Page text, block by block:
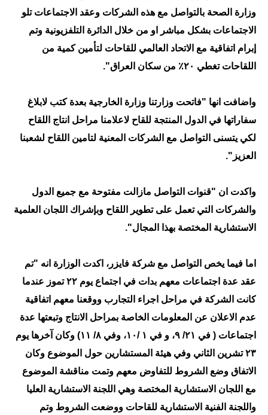
اخبار وقرارات وزارة التربية
نتائج الامتحانات
المرحلة الابتدائية
المرحلة الاعدادية
اسئلة وزارية
المرحلة المتوسطة
مرشحات
المرحلة الابتدائية
المرحلة المتوسطة
المرحلة الاعدادية
كتب مدرسية
المرحلة الابتدائية
وزارة الصحة بالتواصل مع هذه الشركات وعقد الاجتماعات تلو
الاجتماعات بشكل مباشر او من خلال الدائرة التلفزيونية وتم
إبرام اتفاقية مع الاتحاد العالمي للقاحات لتأمين كمية من
اللقاحات تغطي ٢٠٪ من سكان العراق".
واضافت انها "فاتحت وزارتنا وزارة الخارجية بعدة كتب لابلاغ
سفاراتها في الدول المنتجة للقاح لاعلامنا مراحل انتاج اللقاح
لكي يتسنى التواصل مع الشركات المعنية لتامين اللقاح لشعبنا
العزيز".
واكدت ان "قنوات التواصل مازالت مفتوحة مع جميع الدول
والشركات التي تعمل على تطوير اللقاح وبإشراك اللجان العلمية
الاستشارية المختصة بهذا المجال".
اما فيما يخص التواصل مع شركة فايزر، اكدت الوزارة انه "تم
عقد عدة اجتماعات معهم بدات في اجتماع يوم ٢٢ تموز عندما
كانت الشركة في مراحل اجراء التجارب ووقعنا معهم اتفاقية
عدم الاعلان عن المعلومات الخاصة بمراحل الانتاج وتبعتها عدة
اجتماعات ( في ٢١/ ٩، و في ١ /١٠، وفي ٨/ ١١) وكان آخرها يوم
٢٣ تشرين الثاني وفي هيئة المستشارين حول الموضوع وكان
الاتفاق وضع الشروط للتفاوض معهم وتمت مناقشة الموضوع
مع اللجان الاستشارية المختصة وهي اللجنة الاستشارية العليا
واللجنة الفنية الاستشارية للقاحات ووضعت الشروط وتم